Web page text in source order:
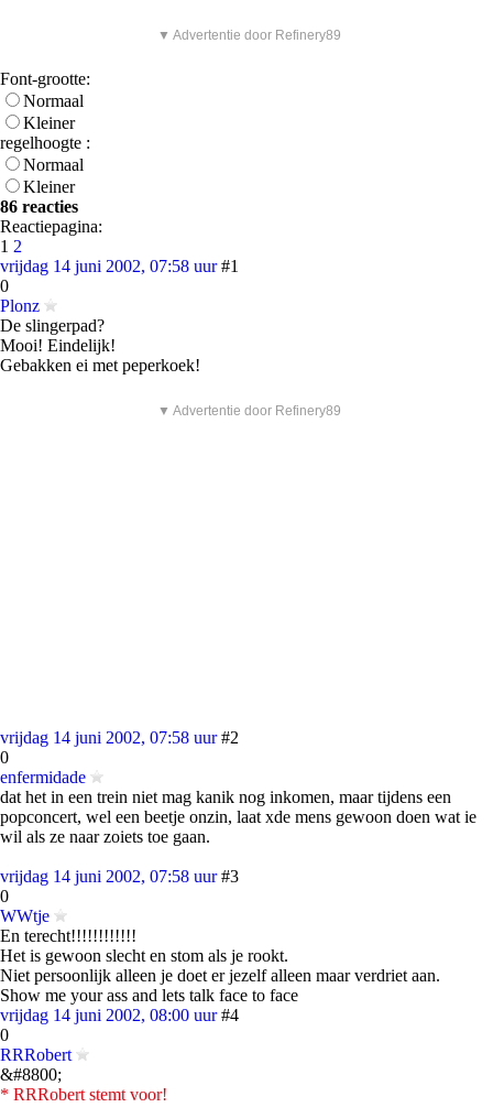
▼ Advertentie door Refinery89
Font-grootte:
Normaal
Kleiner
regelhoogte :
Normaal
Kleiner
86 reacties
Reactiepagina:
1 2
vrijdag 14 juni 2002, 07:58 uur #1
0
Plonz
De slingerpad?
Mooi! Eindelijk!
Gebakken ei met peperkoek!
▼ Advertentie door Refinery89
vrijdag 14 juni 2002, 07:58 uur #2
0
enfermidade
dat het in een trein niet mag kanik nog inkomen, maar tijdens een
popconcert, wel een beetje onzin, laat xde mens gewoon doen wat ie
wil als ze naar zoiets toe gaan.
vrijdag 14 juni 2002, 07:58 uur #3
0
WWtje
En terecht!!!!!!!!!!!!
Het is gewoon slecht en stom als je rookt.
Niet persoonlijk alleen je doet er jezelf alleen maar verdriet aan.
Show me your ass and lets talk face to face
vrijdag 14 juni 2002, 08:00 uur #4
0
RRRobert
&#8800;
* RRRobert stemt voor!